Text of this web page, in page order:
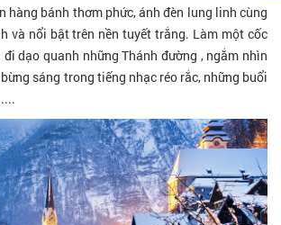
hàng bánh thơm phức, ánh đèn lung linh cùng
và nổi bật trên nền tuyết trắng. Làm một cốc
dạo quanh những Thánh đường , ngắm nhìn
sáng trong tiếng nhạc réo rắc, những buổi